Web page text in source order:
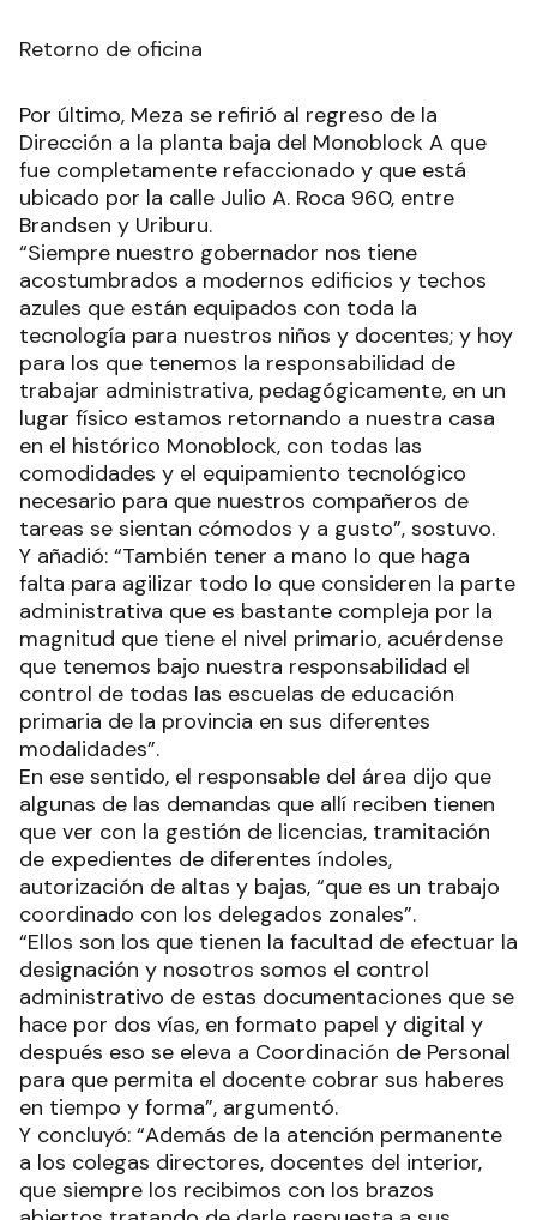
Retorno de oficina
Por último, Meza se refirió al regreso de la
Dirección a la planta baja del Monoblock A que
fue completamente refaccionado y que está
ubicado por la calle Julio A. Roca 960, entre
Brandsen y Uriburu.
“Siempre nuestro gobernador nos tiene
acostumbrados a modernos edificios y techos
azules que están equipados con toda la
tecnología para nuestros niños y docentes; y hoy
para los que tenemos la responsabilidad de
trabajar administrativa, pedagógicamente, en un
lugar físico estamos retornando a nuestra casa
en el histórico Monoblock, con todas las
comodidades y el equipamiento tecnológico
necesario para que nuestros compañeros de
tareas se sientan cómodos y a gusto”, sostuvo.
Y añadió: “También tener a mano lo que haga
falta para agilizar todo lo que consideren la parte
administrativa que es bastante compleja por la
magnitud que tiene el nivel primario, acuérdense
que tenemos bajo nuestra responsabilidad el
control de todas las escuelas de educación
primaria de la provincia en sus diferentes
modalidades”.
En ese sentido, el responsable del área dijo que
algunas de las demandas que allí reciben tienen
que ver con la gestión de licencias, tramitación
de expedientes de diferentes índoles,
autorización de altas y bajas, “que es un trabajo
coordinado con los delegados zonales”.
“Ellos son los que tienen la facultad de efectuar la
designación y nosotros somos el control
administrativo de estas documentaciones que se
hace por dos vías, en formato papel y digital y
después eso se eleva a Coordinación de Personal
para que permita el docente cobrar sus haberes
en tiempo y forma”, argumentó.
Y concluyó: “Además de la atención permanente
a los colegas directores, docentes del interior,
que siempre los recibimos con los brazos